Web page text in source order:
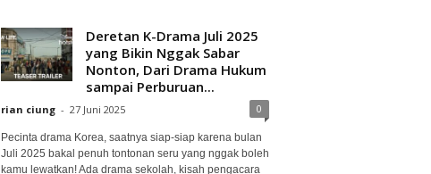
Deretan K-Drama Juli 2025
yang Bikin Nggak Sabar
Nonton, Dari Drama Hukum
sampai Perburuan...
rian ciung - 27 Juni 2025 0
Pecinta drama Korea, saatnya siap-siap karena bulan
Juli 2025 bakal penuh tontonan seru yang nggak boleh
kamu lewatkan! Ada drama sekolah, kisah pengacara